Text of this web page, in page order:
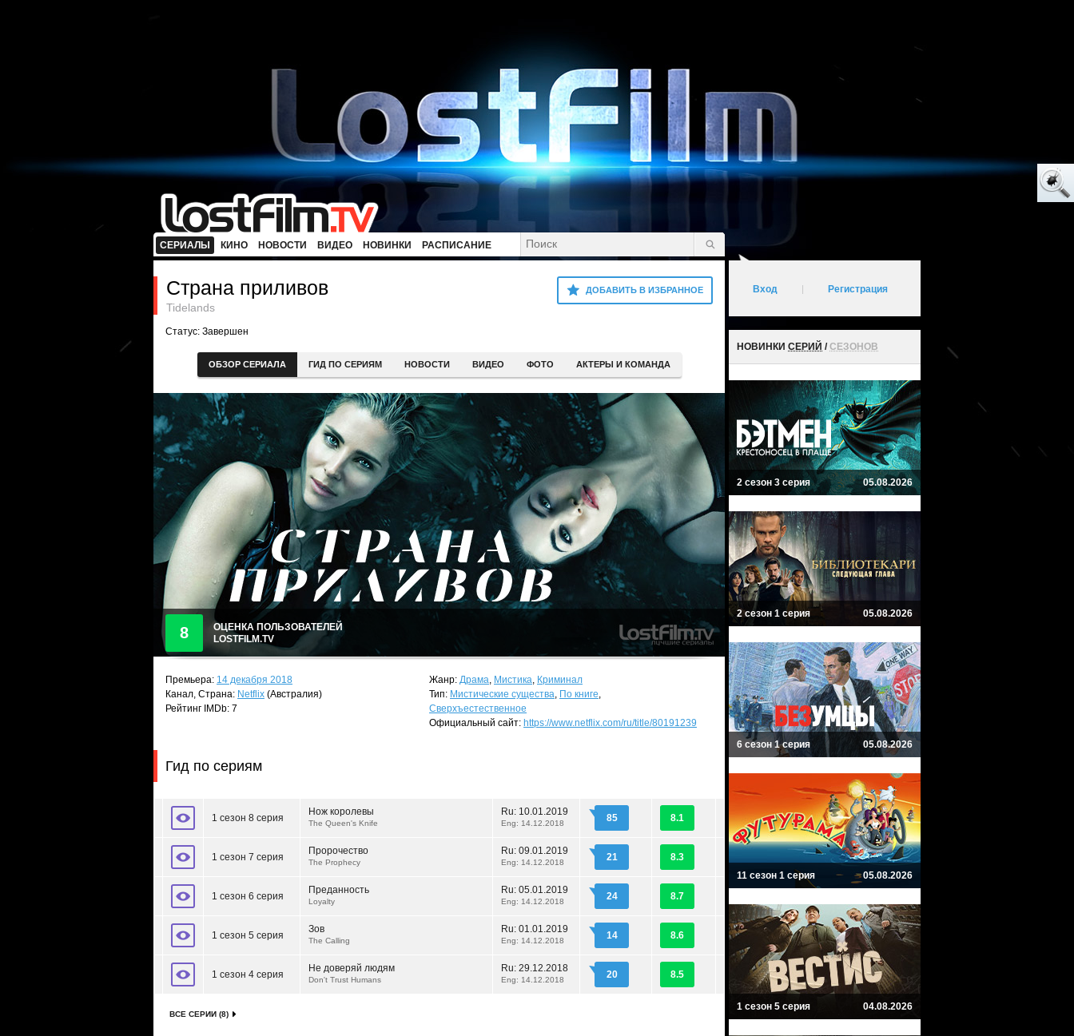
СЕРИАЛЫ КИНО НОВОСТИ ВИДЕО НОВИНКИ РАСПИСАНИЕ
ДОБАВИТЬ В ИЗБРАННОЕ
Страна приливов
Tidelands
Статус: Завершен
ОБЗОР СЕРИАЛА ГИД ПО СЕРИЯМ НОВОСТИ ВИДЕО ФОТО АКТЕРЫ И КОМАНДА
8
ОЦЕНКА ПОЛЬЗОВАТЕЛЕЙ
LOSTFILM.TV
Премьера: 14 декабря 2018
Канал, Страна: Netflix (Австралия)
Рейтинг IMDb: 7
Жанр: Драма, Мистика, Криминал
Тип: Мистические существа, По книге,
Сверхъестественное
Официальный сайт: https://www.netflix.com/ru/title/80191239
Гид по сериям
1 сезон 8 серия
Нож королевы
The Queen's Knife
Ru: 10.01.2019
Eng: 14.12.2018 85 8.1
1 сезон 7 серия
Пророчество
The Prophecy
Ru: 09.01.2019
Eng: 14.12.2018 21 8.3
1 сезон 6 серия
Преданность
Loyalty
Ru: 05.01.2019
Eng: 14.12.2018 24 8.7
1 сезон 5 серия
Зов
The Calling
Ru: 01.01.2019
Eng: 14.12.2018 14 8.6
1 сезон 4 серия
Не доверяй людям
Don't Trust Humans
Ru: 29.12.2018
Eng: 14.12.2018 20 8.5
ВСЕ СЕРИИ (8)
Вход Регистрация
НОВИНКИ СЕРИЙ /СЕЗОНОВ
2 сезон 3 серия 05.08.2026
2 сезон 1 серия 05.08.2026
6 сезон 1 серия 05.08.2026
11 сезон 1 серия 05.08.2026
1 сезон 5 серия 04.08.2026